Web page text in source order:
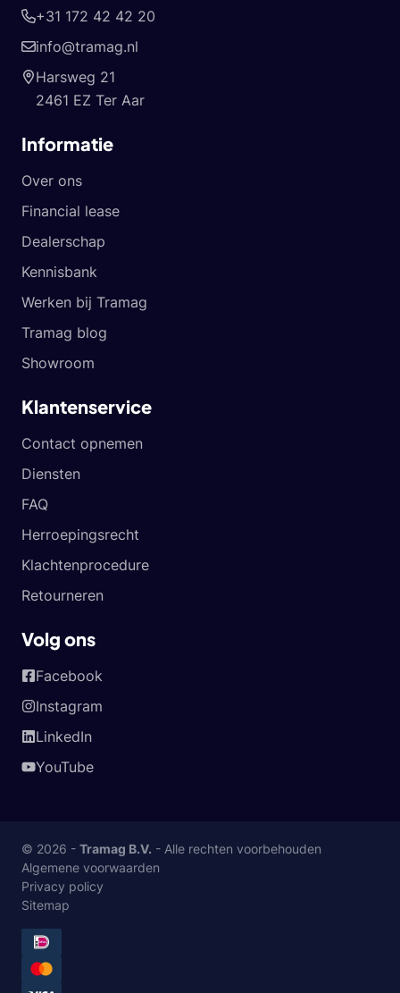
+31 172 42 42 20
info@tramag.nl
Harsweg 21
2461 EZ Ter Aar
Informatie
Over ons
Financial lease
Dealerschap
Kennisbank
Werken bij Tramag
Tramag blog
Showroom
Klantenservice
Contact opnemen
Diensten
FAQ
Herroepingsrecht
Klachtenprocedure
Retourneren
Volg ons
Facebook
Instagram
LinkedIn
YouTube
© 2026 - Tramag B.V. - Alle rechten voorbehouden
Algemene voorwaarden
Privacy policy
Sitemap